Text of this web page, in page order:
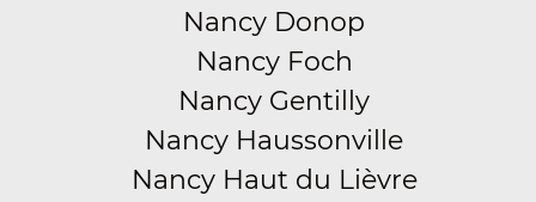
Nancy Donop
Nancy Foch
Nancy Gentilly
Nancy Haussonville
Nancy Haut du Lièvre